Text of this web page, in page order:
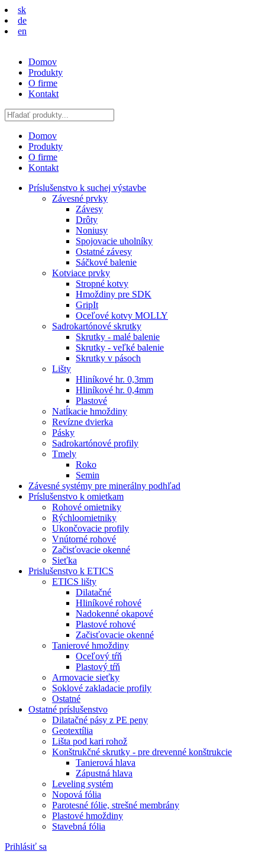
sk
de
en
Domov
Produkty
O firme
Kontakt
Domov
Produkty
O firme
Kontakt
Príslušenstvo k suchej výstavbe
Závesné prvky
Závesy
Drôty
Noniusy
Spojovacie uholníky
Ostatné závesy
Sáčkové balenie
Kotviace prvky
Stropné kotvy
Hmoždiny pre SDK
GripIt
Oceľové kotvy MOLLY
Sadrokartónové skrutky
Skrutky - malé balenie
Skrutky - veľké balenie
Skrutky v pásoch
Lišty
Hliníkové hr. 0,3mm
Hliníkové hr. 0,4mm
Plastové
Natĺkacie hmoždiny
Revízne dvierka
Pásky
Sadrokartónové profily
Tmely
Roko
Semin
Závesné systémy pre minerálny podhľad
Príslušenstvo k omietkam
Rohové omietniky
Rýchloomietniky
Ukončovacie profily
Vnútorné rohové
Začisťovacie okenné
Sieťka
Prislušenstvo k ETICS
ETICS lišty
Dilatačné
Hliníkové rohové
Nadokenné okapové
Plastové rohové
Začisťovacie okenné
Tanierové hmoždiny
Oceľový tŕň
Plastový tŕň
Armovacie sieťky
Soklové zakladacie profily
Ostatné
Ostatné príslušenstvo
Dilatačné pásy z PE peny
Geotextília
Lišta pod kari rohož
Konštrukčné skrutky - pre drevenné konštrukcie
Tanierová hlava
Zápustná hlava
Leveling systém
Nopová fólia
Parotesné fólie, strešné membrány
Plastové hmoždiny
Stavebná fólia
Prihlásiť sa